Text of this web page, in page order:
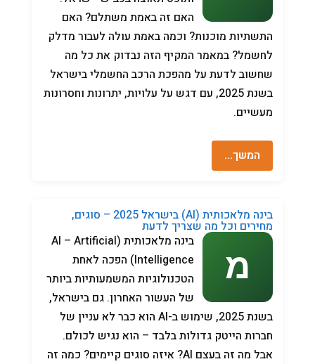
האם זה באמת משתלם? האם
התשתיות מוכנות? וכמה באמת עולה לעבור מדלק
לחשמל? במאמר המקיף הזה נבדוק את כל מה
שחשוב לדעת על מהפכת הרכב החשמלי בישראל
בשנת 2025, עם דגש על עלויות, יתרונות וחסרונות
מעשיים.
המשך…
בינה מלאכותית (AI) בישראל 2025 – סוגים,
מחירים וכל מה שצריך לדעת
בינה מלאכותית (AI – Artificial
Intelligence) הפכה לאחת
הטכנולוגיות המשמעותיות ביותר
של העשור האחרון. גם בישראל,
בשנת 2025, שימוש ב-AI הוא כבר לא עניין של
חברות הייטק גדולות בלבד – הוא נגיש לכולם.
אבל מה זה בעצם AI? איזה סוגים קיימים? כמה זה